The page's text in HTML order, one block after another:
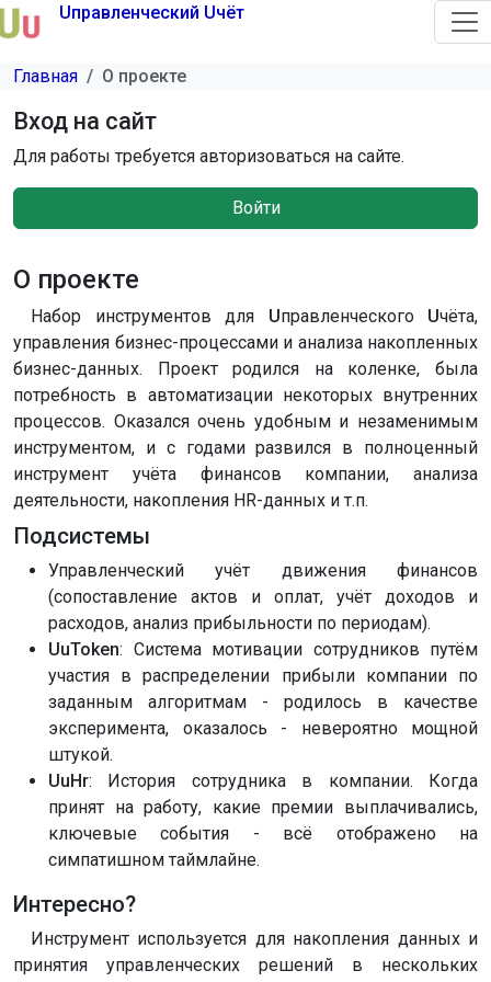
Перейти к основному содержанию
Uправленческий Uчёт
Главная О проекте
Вход на сайт
Для работы требуется авторизоваться на сайте.
Войти
О проекте
Набор инструментов для Uправленческого Uчёта,
управления бизнес-процессами и анализа накопленных
бизнес-данных. Проект родился на коленке, была
потребность в автоматизации некоторых внутренних
процессов. Оказался очень удобным и незаменимым
инструментом, и с годами развился в полноценный
инструмент учёта финансов компании, анализа
деятельности, накопления HR-данных и т.п.
Подсистемы
Управленческий учёт движения финансов
(сопоставление актов и оплат, учёт доходов и
расходов, анализ прибыльности по периодам).
UuToken: Система мотивации сотрудников путём
участия в распределении прибыли компании по
заданным алгоритмам - родилось в качестве
эксперимента, оказалось - невероятно мощной
штукой.
UuHr: История сотрудника в компании. Когда
принят на работу, какие премии выплачивались,
ключевые события - всё отображено на
симпатишном таймлайне.
Интересно?
Инструмент используется для накопления данных и
принятия управленческих решений в нескольких